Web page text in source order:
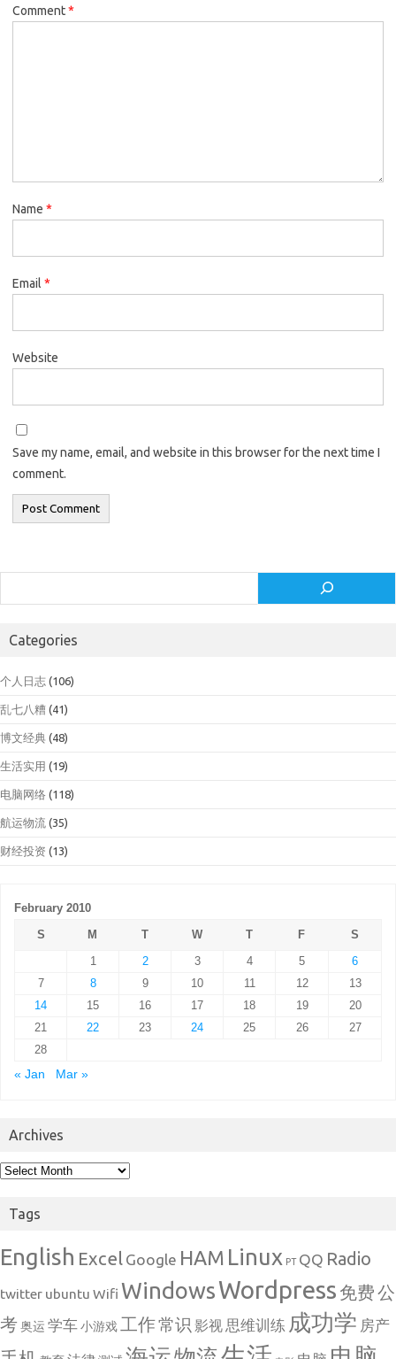
Comment*
Name *
Email *
Website
Save my name, email, and website in this browser for the next time I
comment.
Categories
个人日志 (106)
乱七八糟 (41)
博文经典 (48)
生活实用 (19)
电脑网络 (118)
航运物流 (35)
财经投资 (13)
February 2010
S
M T W T F
S
1
2 3 4 5
6
7
8 9 10 11 12
13
14
15 16 17 18 19
20
21
22 23 24 25 26
27
28
« Jan
Mar »
Archives
Archives
Tags
English Excel Google HAM Linux PT QQ Radio
twitter ubuntu Wifi WindowsWordpress 免费公
考奥运 学车小游戏 工作常识 影视 思维训练 成功学 房产